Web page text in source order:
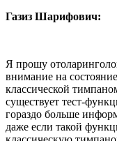
Газиз Шарифович:
Я прошу
внимание на
классической
существует тест-
гораздо больше
даже если такой